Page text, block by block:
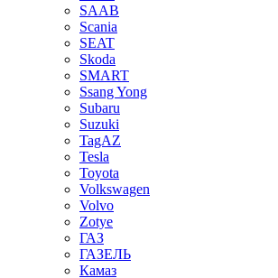
SAAB
Scania
SEAT
Skoda
SMART
Ssang Yong
Subaru
Suzuki
TagAZ
Tesla
Toyota
Volkswagen
Volvo
Zotye
ГАЗ
ГАЗЕЛЬ
Камаз